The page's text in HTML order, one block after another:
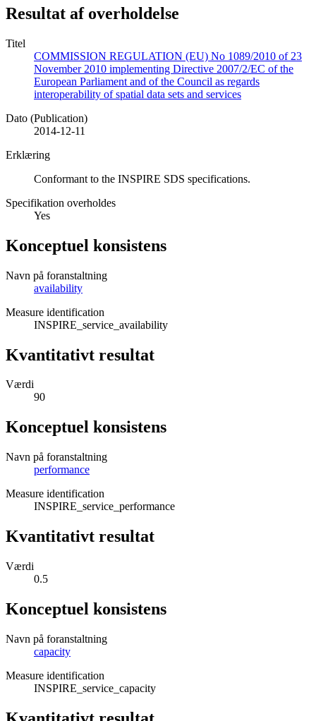
Resultat af overholdelse
Titel
COMMISSION REGULATION (EU) No 1089/2010 of 23
November 2010 implementing Directive 2007/2/EC of the
European Parliament and of the Council as regards
interoperability of spatial data sets and services
Dato (Publication)
2014-12-11
Erklæring
Conformant to the INSPIRE SDS specifications.
Specifikation overholdes
Yes
Konceptuel konsistens
Navn på foranstaltning
availability
Measure identification
INSPIRE_service_availability
Kvantitativt resultat
Værdi
90
Konceptuel konsistens
Navn på foranstaltning
performance
Measure identification
INSPIRE_service_performance
Kvantitativt resultat
Værdi
0.5
Konceptuel konsistens
Navn på foranstaltning
capacity
Measure identification
INSPIRE_service_capacity